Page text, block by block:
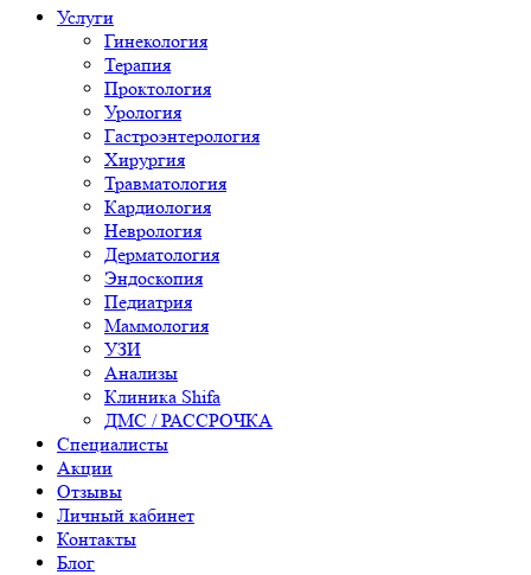
Услуги
Гинекология
Терапия
Проктология
Урология
Гастроэнтерология
Хирургия
Травматология
Кардиология
Неврология
Дерматология
Эндоскопия
Педиатрия
Маммология
УЗИ
Анализы
Клиника Shifa
ДМС / РАССРОЧКА
Специалисты
Акции
Отзывы
Личный кабинет
Контакты
Блог